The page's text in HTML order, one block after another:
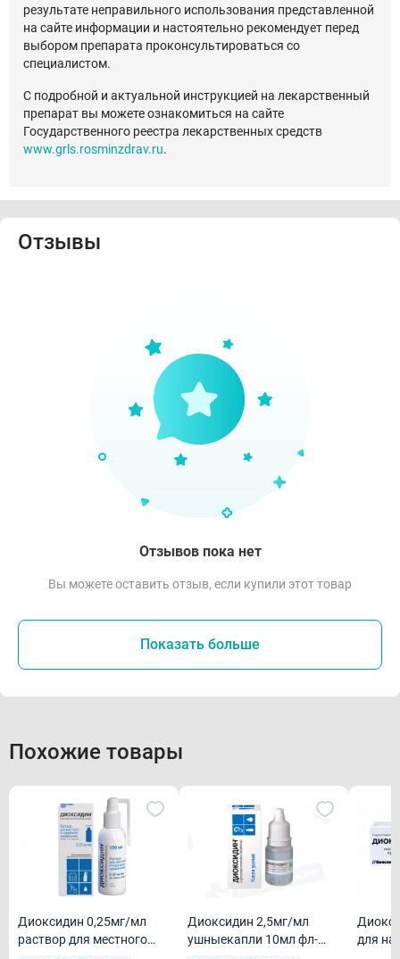
результате неправильного использования представленной
на сайте информации и настоятельно рекомендует перед
выбором препарата проконсультироваться со
специалистом.
С подробной и актуальной инструкцией на лекарственный
препарат вы можете ознакомиться на сайте
Государственного реестра лекарственных средств
www.grls.rosminzdrav.ru.
Отзывы
Отзывов пока нет
Вы можете оставить отзыв, если купили этот товар
Показать больше
Похожие товары
Диоксидин 0,25мг/мл
раствор для местного
Диоксидин 2,5мг/мл
ушныекапли 10мл фл-
для